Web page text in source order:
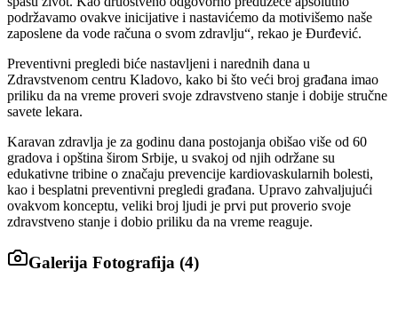
podržavamo ovakve inicijative i nastavićemo da motivišemo naše
zaposlene da vode računa o svom zdravlju“, rekao je Đurđević.
Preventivni pregledi biće nastavljeni i narednih dana u
Zdravstvenom centru Kladovo, kako bi što veći broj građana imao
priliku da na vreme proveri svoje zdravstveno stanje i dobije stručne
savete lekara.
Karavan zdravlja je za godinu dana postojanja obišao više od 60
gradova i opština širom Srbije, u svakoj od njih održane su
edukativne tribine o značaju prevencije kardiovaskularnih bolesti,
kao i besplatni preventivni pregledi građana. Upravo zahvaljujući
ovakvom konceptu, veliki broj ljudi je prvi put proverio svoje
zdravstveno stanje i dobio priliku da na vreme reaguje.
Galerija Fotografija (4)